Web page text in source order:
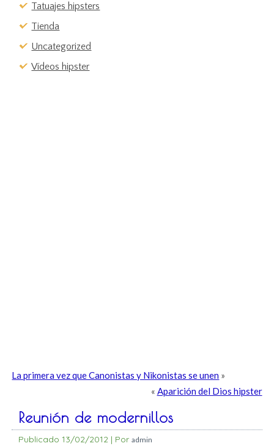
Tatuajes hipsters
Tienda
Uncategorized
Vídeos hipster
La primera vez que Canonistas y Nikonistas se unen »
« Aparición del Dios hipster
Reunión de modernillos
Publicado 13/02/2012 | Por admin